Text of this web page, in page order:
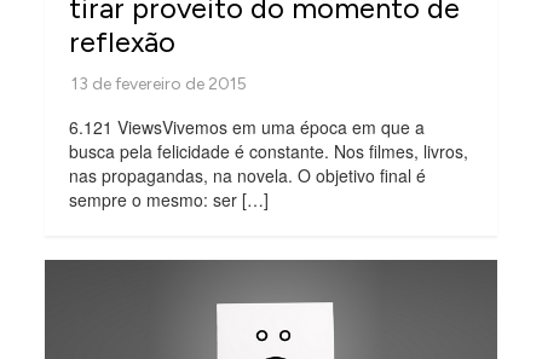
tirar proveito do momento de
reflexão
6.121 ViewsVivemos em uma época em que a
busca pela felicidade é constante. Nos filmes, livros,
nas propagandas, na novela. O objetivo final é
sempre o mesmo: ser […]